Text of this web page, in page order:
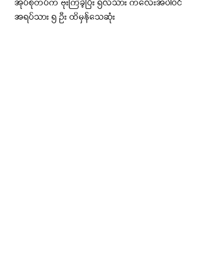
အုပ်စုတပ်က ဗုံးကြဲခဲ့ပြီး ၅လသား ကလေးအပါဝင်
အရပ်သား ၅ ဦး ထိမှန်သေဆုံး